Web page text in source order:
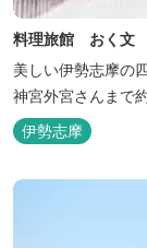
料理旅館 おく文
美しい伊勢志摩の
神宮外宮さんまで
伊勢志摩